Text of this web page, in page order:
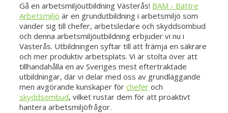
Gå en arbetsmiljöutbildning Västerås! BAM - Bättre
Arbetsmiljö är en grundutbildning i arbetsmiljö som
vänder sig till chefer, arbetsledare och skyddsombud
och denna arbetsmiljöutbildning erbjuder vi nu i
Västerås. Utbildningen syftar till att främja en säkrare
och mer produktiv arbetsplats. Vi är stolta över att
tillhandahålla en av Sveriges mest eftertraktade
utbildningar, där vi delar med oss av grundläggande
men avgörande kunskaper för chefer och
skyddsombud, vilket rustar dem för att proaktivt
hantera arbetsmiljöfrågor.